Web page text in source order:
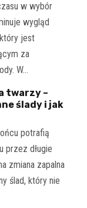
w wybór
wygląd
jest
za
W…
twarzy –
ślady i jak
potrafią
przez długie
zmiana zapalna
ślad, który nie